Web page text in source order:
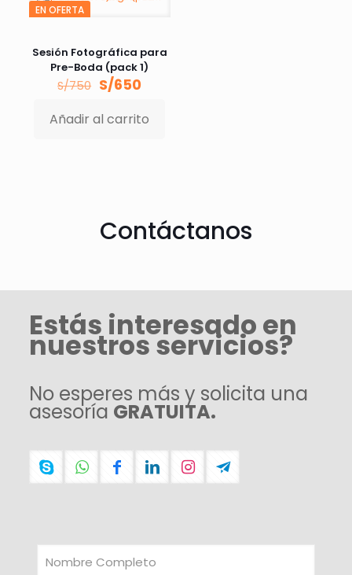
EN OFERTA
Sesión Fotográfica para
Pre-Boda (pack 1)
S/750 El
original
era:
S/650
actual
es:
Añadir al carrito
Contáctanos
Estás interesado en
nuestros servicios?
No esperes más y solicita una
asesoría GRATUITA.